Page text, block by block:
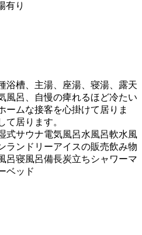
有り
浴槽、主湯、座湯、寝湯、露天
風呂、自慢の痺れるほど冷たい
ームな接客を心掛けて居りま
て居ります。
式サウナ電気風呂水風呂軟水風
ランドリーアイスの販売飲み物
呂寝風呂備長炭立ちシャワーマ
ベッド